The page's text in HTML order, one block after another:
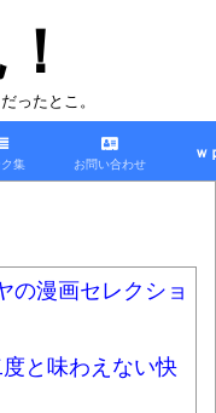
ったとこ。
ク集 お問い合わせ
ｗ
の漫画セレクショ
と味わえない快